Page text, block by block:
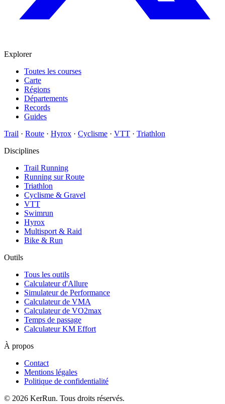
Explorer
Toutes les courses
Carte
Régions
Départements
Records
Guides
Trail · Route · Hyrox · Cyclisme · VTT · Triathlon
Disciplines
Trail Running
Running sur Route
Triathlon
Cyclisme & Gravel
VTT
Swimrun
Hyrox
Multisport & Raid
Bike & Run
Outils
Tous les outils
Calculateur d'Allure
Simulateur de Performance
Calculateur de VMA
Calculateur de VO2max
Temps de passage
Calculateur KM Effort
À propos
Contact
Mentions légales
Politique de confidentialité
© 2026 KerRun. Tous droits réservés.